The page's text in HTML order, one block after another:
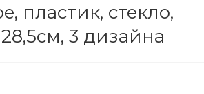
пластик, стекло,
28,5см, 3 дизайна